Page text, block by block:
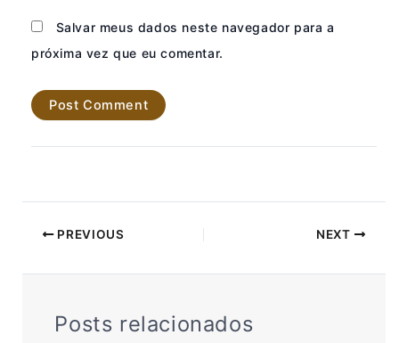
Salvar meus dados neste navegador para a
próxima vez que eu comentar.
PREVIOUS NEXT
Posts relacionados